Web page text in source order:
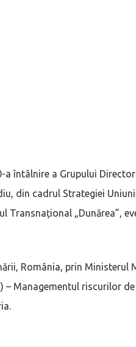
a întâlnire a Grupului
din cadrul Strategiei
Transnațional „Dunărea”,
România, prin Ministerul
Managementul riscurilor